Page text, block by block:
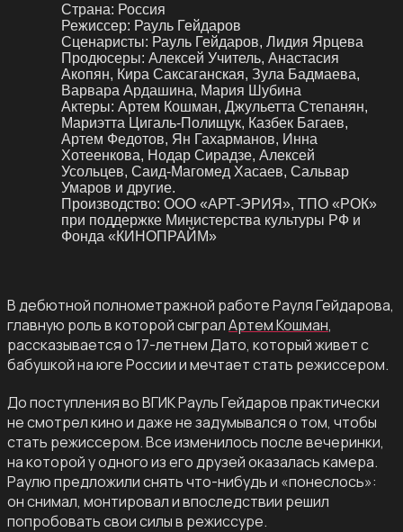
Страна: Россия
Режиссер: Рауль Гейдаров
Сценаристы: Рауль Гейдаров, Лидия Ярцева
Продюсеры: Алексей Учитель, Анастасия
Акопян, Кира Саксаганская, Зула Бадмаева,
Варвара Ардашина, Мария Шубина
Актеры: Артем Кошман, Джульетта Степанян,
Мариэтта Цигаль-Полищук, Казбек Багаев,
Артем Федотов, Ян Гахарманов, Инна
Хотеенкова, Нодар Сирадзе, Алексей
Усольцев, Саид-Магомед Хасаев, Сальвар
Умаров и другие.
Производство: ООО «АРТ-ЭРИЯ», ТПО «РОК»
при поддержке Министерства культуры РФ и
Фонда «КИНОПРАЙМ»
В дебютной полнометражной работе Рауля Гейдарова,
главную роль в которой сыгралАртем Кошман,
рассказывается о 17-летнем Дато, который живет с
бабушкой на юге России и мечтает стать режиссером.
До поступления во ВГИК Рауль Гейдаров практически
не смотрел кино и даже не задумывался о том, чтобы
стать режиссером. Все изменилось после вечеринки,
на которой у одного из его друзей оказалась камера.
Раулю предложили снять что-нибудь и «понеслось»:
он снимал, монтировал и впоследствии решил
попробовать свои силы в режиссуре.